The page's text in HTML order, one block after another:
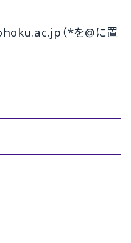
（*を@に置